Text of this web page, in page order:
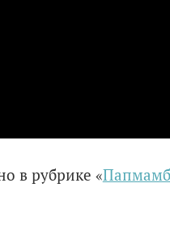
в рубрике «